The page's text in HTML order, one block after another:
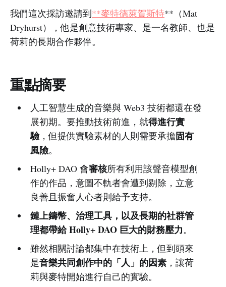
我們這次採訪邀請到**麥特德萊賀斯特**（Mat
Dryhurst），他是創意技術專家、是一名教師、也是
荷莉的長期合作夥伴。
重點摘要
人工智慧生成的音樂與 Web3 技術都還在發
展初期。要推動技術前進，就得進行實
驗，但提供實驗素材的人則需要承擔固有
風險。
Holly+ DAO 會審核所有利用該聲音模型創
作的作品，意圖不軌者會遭到剔除，立意
良善且振奮人心者則給予支持。
鏈上鑄幣、治理工具，以及長期的社群管
理都帶給 Holly+ DAO 巨大的財務壓力。
雖然相關討論都集中在技術上，但到頭來
是音樂共同創作中的「人」的因素，讓荷
莉與麥特開始進行自己的實驗。